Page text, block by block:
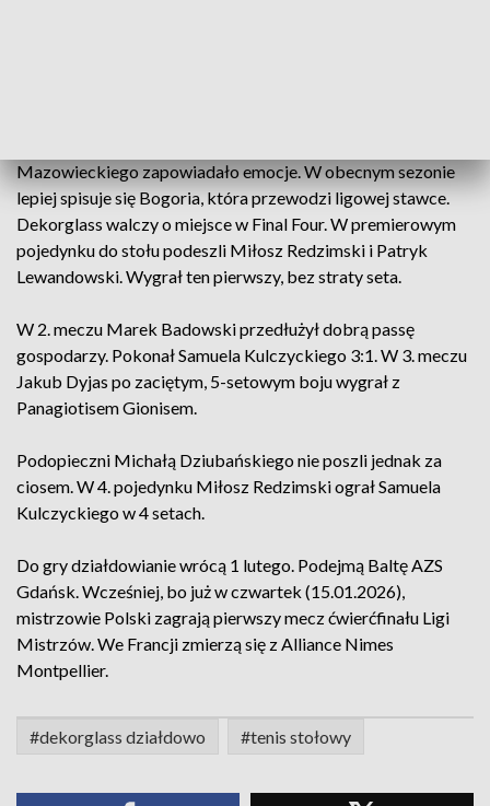
Mazowieckiego zapowiadało emocje. W obecnym sezonie
lepiej spisuje się Bogoria, która przewodzi ligowej stawce.
Dekorglass walczy o miejsce w Final Four. W premierowym
pojedynku do stołu podeszli Miłosz Redzimski i Patryk
Lewandowski. Wygrał ten pierwszy, bez straty seta.
W 2. meczu Marek Badowski przedłużył dobrą passę
gospodarzy. Pokonał Samuela Kulczyckiego 3:1. W 3. meczu
Jakub Dyjas po zaciętym, 5-setowym boju wygrał z
Panagiotisem Gionisem.
Podopieczni Michałą Dziubańskiego nie poszli jednak za
ciosem. W 4. pojedynku Miłosz Redzimski ograł Samuela
Kulczyckiego w 4 setach.
Do gry działdowianie wrócą 1 lutego. Podejmą Baltę AZS
Gdańsk. Wcześniej, bo już w czwartek (15.01.2026),
mistrzowie Polski zagrają pierwszy mecz ćwierćfinału Ligi
Mistrzów. We Francji zmierzą się z Alliance Nimes
Montpellier.
#dekorglass działdowo #tenis stołowy